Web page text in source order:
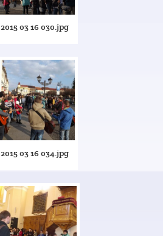
2015 03 16 030.jpg
2015 03 16 034.jpg